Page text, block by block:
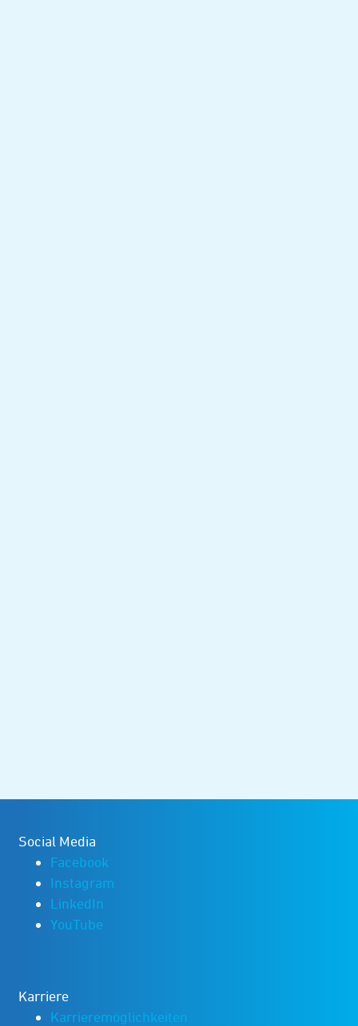
Social Media
Facebook
Instagram
LinkedIn
YouTube
Karriere
Karrieremöglichkeiten